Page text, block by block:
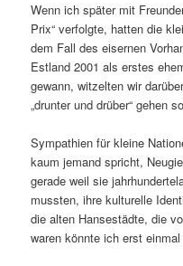
Wenn ich später mit
Prix“ verfolgte, hatten die
dem Fall des eisernen
Estland 2001 als erstes
gewann, witzelten wir
„drunter und drüber“ gehen
Sympathien für kleine
kaum jemand spricht,
gerade weil sie
mussten, ihre kulturelle
die alten Hansestädte, die
waren könnte ich erst